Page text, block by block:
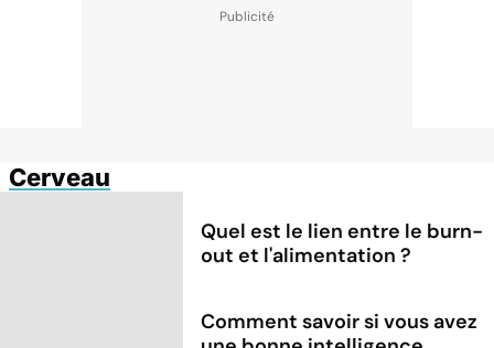
Cerveau
Quel est le lien entre le burn-
out et l'alimentation ?
Comment savoir si vous avez